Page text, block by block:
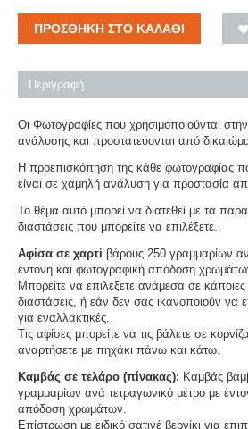
ΠΡΟΣΘΉΚΗ ΣΤΟ ΚΑΛΆΘΙ
Περιγραφή
Οι Φωτογραφίες που χρησιμοποιούνται
ανάλυσης και προστατεύονται από
Η προεπισκόπηση της κάθε φωτογραφίας
είναι σε χαμηλή ανάλυση για προστασία
Το θέμα αυτό μπορεί να διατεθεί με τα
διαστάσεις που μπορείτε να επιλέξετε.
Αφίσα σε χαρτί βάρους 250 γραμμαρίων
έντονη και φωτογραφική απόδοση
Μπορείτε να επιλέξετε ανάμεσα σε
διαστάσεις, ή εάν δεν σας ικανοποιούν να
για εναλλακτικές.
Τις αφίσες μπορείτε να τις βάλετε σε
αναρτήσετε με πηχάκι πάνω και κάτω.
Καμβάς σε τελάρο (πίνακας): Καμβάς
γραμμαρίων ανά τετραγωνικό μέτρο με
απόδοση χρωμάτων.
Επίστρωση με ειδικό σατινέ βερνίκι για